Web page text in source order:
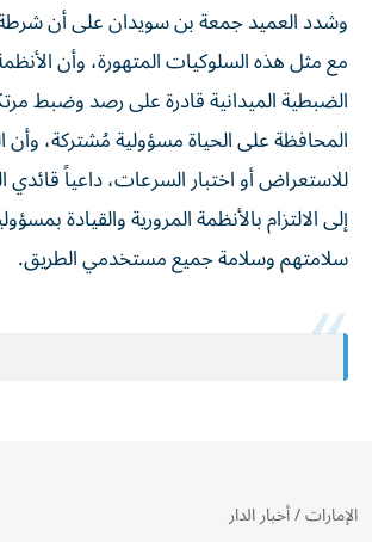
وشدد العميد جمعة بن سويدان على أن
مع مثل هذه السلوكيات المتهورة، وأن
الضبطية الميدانية قادرة على رصد وضبط
المحافظة على الحياة مسؤولية مُشتركة،
للاستعراض أو اختبار السرعات، داعياً قائدي
إلى الالتزام بالأنظمة المرورية والقيادة
سلامتهم وسلامة جميع مستخدمي الطريق.
الإمارات/أخبار الدار